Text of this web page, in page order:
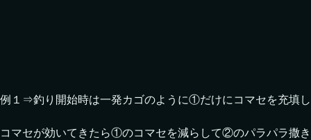
例１⇒釣り開始時は一発カゴのように①だけにコマセを充填
コマセが効いてきたら①のコマセを減らして②のパラパラ撒